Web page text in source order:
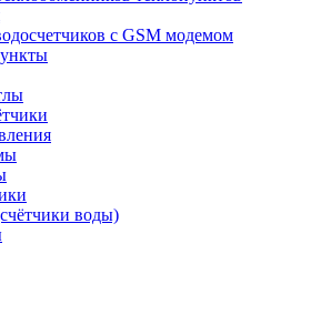
с GSM модемом
воды)